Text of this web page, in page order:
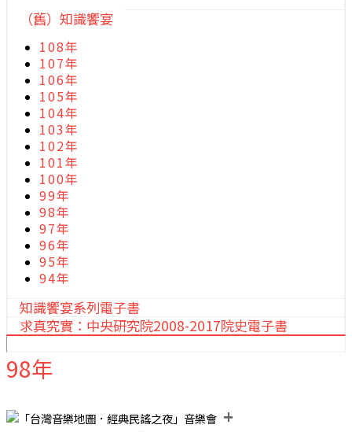
（舊）知識饗宴
108年
107年
106年
105年
104年
103年
102年
101年
100年
99年
98年
97年
96年
95年
94年
知識饗宴系列電子書
求真究實：中央研究院2008-2017院史電子書
98年
+